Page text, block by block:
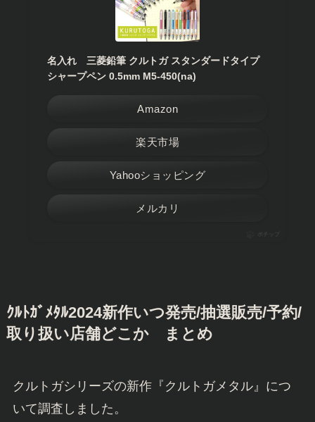
名入れ 三菱鉛筆 クルトガ スタンダードタイプ
シャープペン 0.5mm M5-450(na)
Amazon
楽天市場
Yahooショッピング
メルカリ
ポチップ
ｸﾙﾄｶﾞﾒﾀﾙ2024新作いつ発売/抽選販売/予約/
取り扱い店舗どこか まとめ
クルトガシリーズの新作『クルトガメタル』につ
いて調査しました。